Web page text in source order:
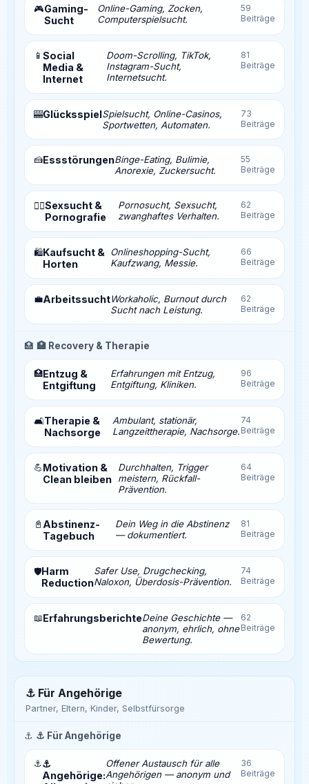
🎮Gaming-
Sucht
Online-Gaming, Zocken,
Computerspielsucht.
59
Beiträge
📱 Social
Media &
Internet
Doom-Scrolling, TikTok,
Instagram-Sucht,
Internetsucht.
81
Beiträge
🎰GlücksspielSpielsucht, Online-Casinos,
Sportwetten, Automaten.
73
Beiträge
🍰EssstörungenBinge-Eating, Bulimie,
Anorexie, Zuckersucht.
55
Beiträge
❤️‍🔥Sexsucht &
Pornografie
Pornosucht, Sexsucht,
zwanghaftes Verhalten.
62
Beiträge
🛍️Kaufsucht &
Horten
Onlineshopping-Sucht,
Kaufzwang, Messie.
66
Beiträge
💼ArbeitssuchtWorkaholic, Burnout durch
Sucht nach Leistung.
62
Beiträge
🏥 🏥 Recovery & Therapie
🏥Entzug &
Entgiftung
Erfahrungen mit Entzug,
Entgiftung, Kliniken.
96
Beiträge
🛋️Therapie &
Nachsorge
Ambulant, stationär,
Langzeittherapie, Nachsorge.
74
Beiträge
💪Motivation &
Clean bleiben
Durchhalten, Trigger
meistern, Rückfall-
Prävention.
64
Beiträge
📓 Abstinenz-
Tagebuch
Dein Weg in die Abstinenz
— dokumentiert.
81
Beiträge
🛡️Harm
Reduction
Safer Use, Drugchecking,
Naloxon, Überdosis-Prävention.
74
Beiträge
📖ErfahrungsberichteDeine Geschichte —
anonym, ehrlich, ohne
Bewertung.
62
Beiträge
⚓ Für Angehörige
Partner, Eltern, Kinder, Selbstfürsorge
⚓ ⚓ Für Angehörige
⚓⚓
Angehörige:
Offener Austausch für alle
Angehörigen — anonym und
36
Beiträge